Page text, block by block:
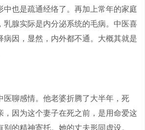
中也是疏通经络了。再加上常年的家庭
乳腺实际是内分泌系统的毛病。中医喜
病因，显然，内外都不通。大概其就是
医聊感情。他老婆折腾了大半年，死
，因为这个妻子在死之前，是用命爱这
的精神寄托。她的丈夫形同虚设。